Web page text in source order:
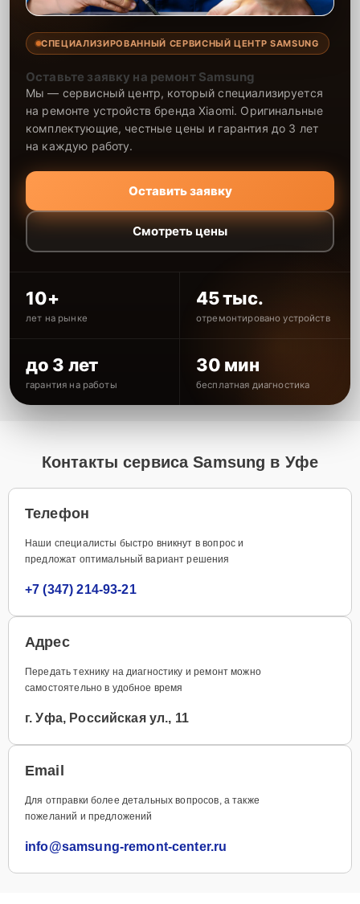
СПЕЦИАЛИЗИРОВАННЫЙ СЕРВИСНЫЙ ЦЕНТР SAMSUNG
Оставьте заявку на ремонт Samsung
Мы — сервисный центр, который специализируется
на ремонте устройств бренда Xiaomi. Оригинальные
комплектующие, честные цены и гарантия до 3 лет
на каждую работу.
Оставить заявку
Смотреть цены
10+
лет на рынке
45 тыс.
отремонтировано устройств
до 3 лет
гарантия на работы
30 мин
бесплатная диагностика
Контакты сервиса Samsung в Уфе
Телефон
Наши специалисты быстро вникнут в вопрос и
предложат оптимальный вариант решения
+7 (347) 214-93-21
Адрес
Передать технику на диагностику и ремонт можно
самостоятельно в удобное время
г. Уфа, Российская ул., 11
Email
Для отправки более детальных вопросов, а также
пожеланий и предложений
info@samsung-remont-center.ru